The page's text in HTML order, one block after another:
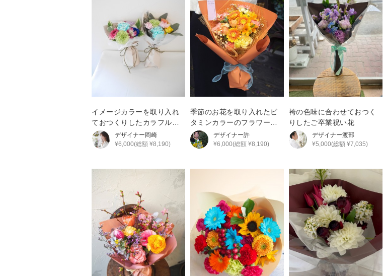
イメージカラーを取り入れ
ておつくりしたカラフルブ
ーケ
デザイナー 岡崎
¥6,000(総額 ¥8,190)
季節のお花を取り入れたビ
タミンカラーのフラワーブ
ーケ
デザイナー許
¥6,000(総額 ¥8,190)
袴の色味に合わせておつく
りしたご卒業祝い花
デザイナー渡部
¥5,000(総額 ¥7,035)